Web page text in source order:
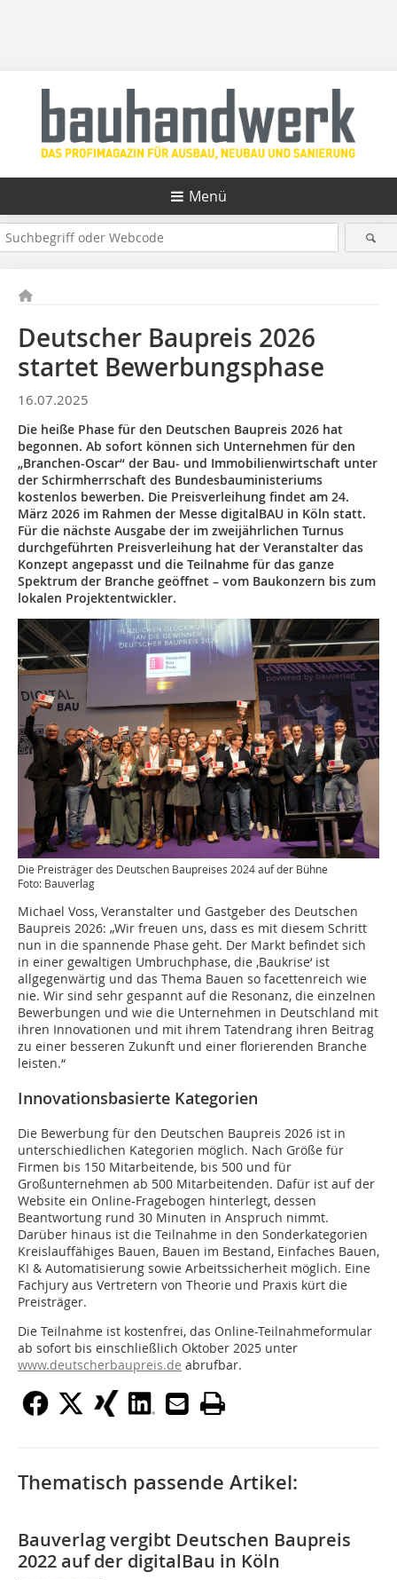
Menü
Deutscher Baupreis 2026
startet Bewerbungsphase
16.07.2025
Die heiße Phase für den Deutschen Baupreis 2026 hat
begonnen. Ab sofort können sich Unternehmen für den
„Branchen-Oscar“ der Bau- und Immobilienwirtschaft unter
der Schirmherrschaft des Bundesbauministeriums
kostenlos bewerben. Die Preisverleihung findet am 24.
März 2026 im Rahmen der Messe digitalBAU in Köln statt.
Für die nächste Ausgabe der im zweijährlichen Turnus
durchgeführten Preisverleihung hat der Veranstalter das
Konzept angepasst und die Teilnahme für das ganze
Spektrum der Branche geöffnet – vom Baukonzern bis zum
lokalen Projektentwickler.
Die Preisträger des Deutschen Baupreises 2024 auf der Bühne
Foto: Bauverlag
Michael Voss, Veranstalter und Gastgeber des Deutschen
Baupreis 2026: „Wir freuen uns, dass es mit diesem Schritt
nun in die spannende Phase geht. Der Markt befindet sich
in einer gewaltigen Umbruchphase, die ,Baukrise‘ ist
allgegenwärtig und das Thema Bauen so facettenreich wie
nie. Wir sind sehr gespannt auf die Resonanz, die einzelnen
Bewerbungen und wie die Unternehmen in Deutschland mit
ihren Innovationen und mit ihrem Tatendrang ihren Beitrag
zu einer besseren Zukunft und einer florierenden Branche
leisten.“
Innovationsbasierte Kategorien
Die Bewerbung für den Deutschen Baupreis 2026 ist in
unterschiedlichen Kategorien möglich. Nach Größe für
Firmen bis 150 Mitarbeitende, bis 500 und für
Großunternehmen ab 500 Mitarbeitenden. Dafür ist auf der
Website ein Online-Fragebogen hinterlegt, dessen
Beantwortung rund 30 Minuten in Anspruch nimmt.
Darüber hinaus ist die Teilnahme in den Sonderkategorien
Kreislauffähiges Bauen, Bauen im Bestand, Einfaches Bauen,
KI & Automatisierung sowie Arbeitssicherheit möglich. Eine
Fachjury aus Vertretern von Theorie und Praxis kürt die
Preisträger.
Die Teilnahme ist kostenfrei, das Online-Teilnahmeformular
ab sofort bis einschließlich Oktober 2025 unter
www.deutscherbaupreis.de abrufbar.
Thematisch passende Artikel:
Bauverlag vergibt Deutschen Baupreis
2022 auf der digitalBau in Köln